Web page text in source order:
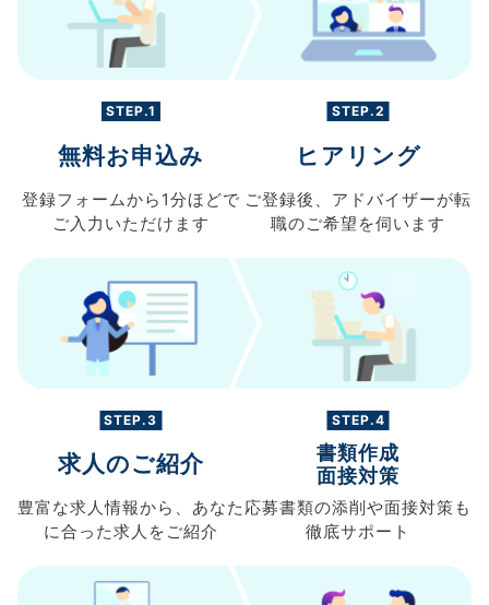
STEP.1
無料お申込み
登録フォームから 1分ほどで
ご入力 いただけます
STEP.2
ヒアリング
ご登録後、 アドバイザーが転
職のご希望を伺います
STEP.3
求人のご紹介
豊富な求人情報から、 あなた
に合った求人を ご紹介
STEP.4
書類作成
面接対策
応募書類の添削や面接対策も
徹底サポート